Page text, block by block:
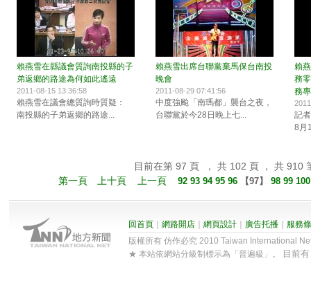
賴燕雪在縣議會質詢南投縣的子
弟返鄉的路途為何如此遙遠
2011-08-15 13:36:58
賴燕雪在議會總質詢時質疑：
南投縣的子弟返鄉的路途...
賴燕雪出席台聯黨棄馬保台南投
晚會
2011-08-29 07:41:56
中度強颱「南瑪都」襲台之夜，
台聯黨於今28日晚上七...
賴
務
務
記
8月
目前在第 97 頁 ， 共 102 頁 ， 共 910
第一頁
上十頁 上一頁 92 93 94 95 96 【97】 98 99
回首頁 網路開店 網頁設計 廣告托播
服務
版權所有 仿作必究 2010 Taiwan International
★ 本站依網站分級制標示為「普遍級」。
目前